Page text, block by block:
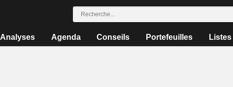
Analyses Agenda Conseils Portefeuilles Listes